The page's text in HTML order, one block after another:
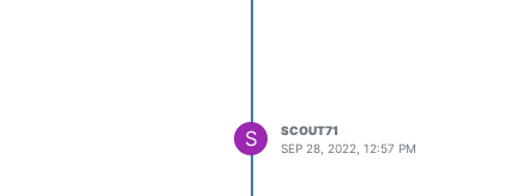
S
SCOUT71
SEP 28, 2022, 12:57 PM